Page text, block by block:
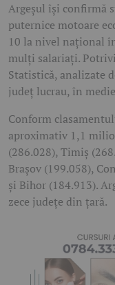
Argeșul își confirmă
puternice motoare
10 la nivel național
mulți salariați.
Statistică, analizate
județ lucrau, în
Conform
aproximativ 1,1
(286.028), Timiș
Brașov (199.058),
și Bihor (184.913).
zece județe din țară.